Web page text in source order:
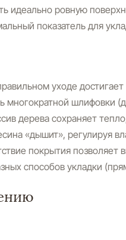
идеально ровную
показатель для
уходе достигает
шлифовки
дерева сохраняет
«дышит», регулируя
покрытия позволяет
способов укладки